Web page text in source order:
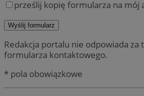
prześlij kopię formularza na mój
Redakcja portalu nie odpowiada za
formularza kontaktowego.
* pola obowiązkowe